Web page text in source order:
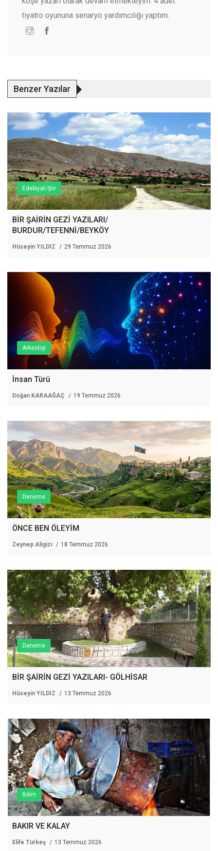
tiyatro oyununa senaryo yardımcılığı yaptım.
Benzer Yazılar
Edebiyat/Şiir
BİR ŞAİRİN GEZİ YAZILARI/
BURDUR/TEFENNİ/BEYKÖY
Hüseyin YILDIZ 29 Temmuz 2026
Arkeoloji
İnsan Türü
Doğan KARAAĞAÇ 19 Temmuz 2026
Deneme
ÖNCE BEN ÖLEYİM
Zeynep Aligizi 18 Temmuz 2026
Deneme
BİR ŞAİRİN GEZİ YAZILARI- GÖLHİSAR
Hüseyin YILDIZ 13 Temmuz 2026
Bilim
BAKIR VE KALAY
Elife Türkeş 13 Temmuz 2026